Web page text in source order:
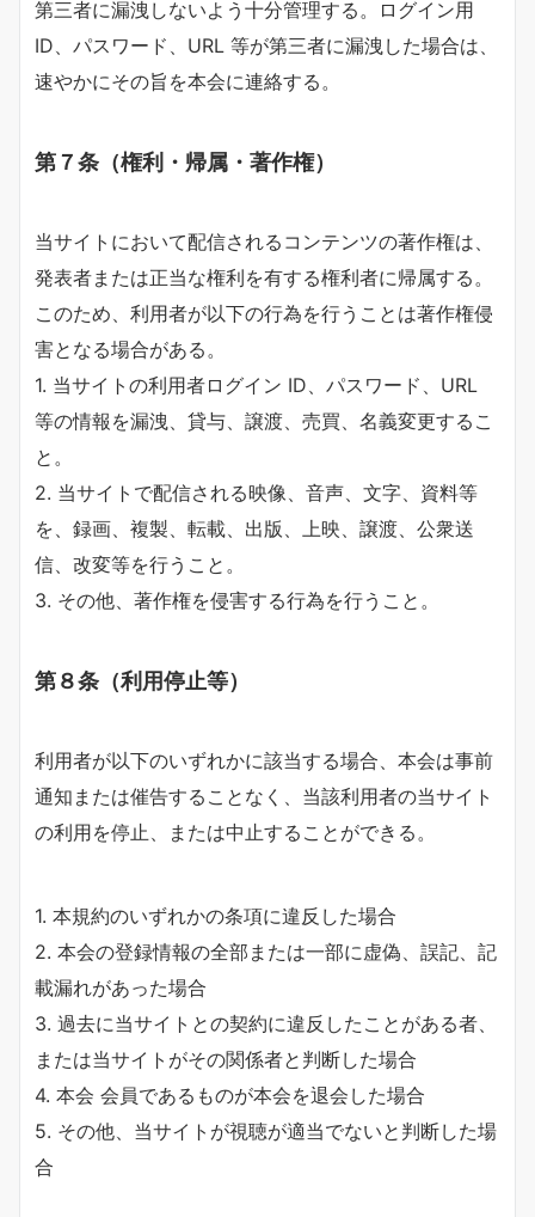
第三者に漏洩しないよう十分管理する。ログイン用
ID、パスワード、URL 等が第三者に漏洩した場合は、
速やかにその旨を本会に連絡する。
第７条（権利・帰属・著作権）
当サイトにおいて配信されるコンテンツの著作権は、
発表者または正当な権利を有する権利者に帰属する。
このため、利用者が以下の行為を行うことは著作権侵
害となる場合がある。
1. 当サイトの利用者ログイン ID、パスワード、URL
等の情報を漏洩、貸与、譲渡、売買、名義変更するこ
と。
2. 当サイトで配信される映像、音声、文字、資料等
を、録画、複製、転載、出版、上映、譲渡、公衆送
信、改変等を行うこと。
3. その他、著作権を侵害する行為を行うこと。
第８条（利用停止等）
利用者が以下のいずれかに該当する場合、本会は事前
通知または催告することなく、当該利用者の当サイト
の利用を停止、または中止することができる。
1. 本規約のいずれかの条項に違反した場合
2. 本会の登録情報の全部または一部に虚偽、誤記、記
載漏れがあった場合
3. 過去に当サイトとの契約に違反したことがある者、
または当サイトがその関係者と判断した場合
4. 本会 会員であるものが本会を退会した場合
5. その他、当サイトが視聴が適当でないと判断した場
合